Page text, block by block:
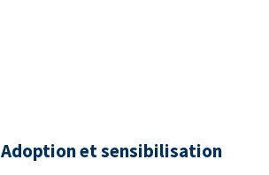
Adoption et sensibilisation